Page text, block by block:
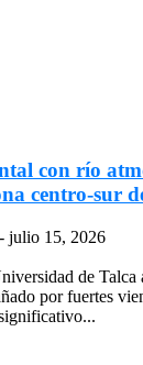
con río
centro-sur
- julio 15, 2026
de Talca
por fuertes